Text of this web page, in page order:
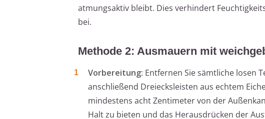
atmungsaktiv bleibt. Dies verhindert
bei.
Methode 2: Ausmauern mit
Vorbereitung: Entfernen Sie sämtliche losen
anschließend Dreiecksleisten aus echtem
mindestens acht Zentimeter von der
Halt zu bieten und das Herausdrücken der